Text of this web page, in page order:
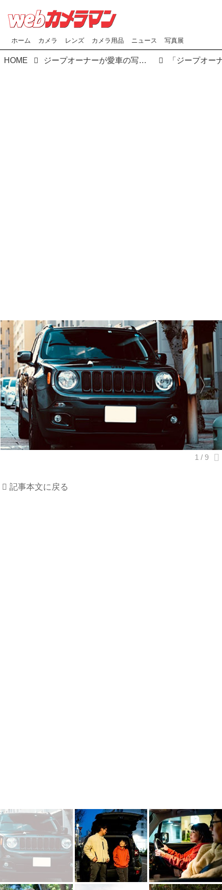
ホーム カメラ レンズ カメラ用品 ニュース 写真展
HOME ジープオーナーが愛車の写真で腕を競い合う「2019 Real Photo Contest」（リアル フォト コンテスト）開催
記事本文に戻る